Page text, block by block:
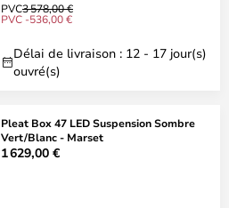
PVC3 578,00 €
PVC -536,00 €
Délai de livraison : 12 - 17 jour(s)
ouvré(s)
Pleat Box 47 LED Suspension Sombre
Vert/Blanc - Marset
1 629,00 €